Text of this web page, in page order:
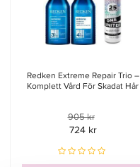
Redken Extreme Repair Trio –
Komplett Vård För Skadat Hår
905 kr
724 kr